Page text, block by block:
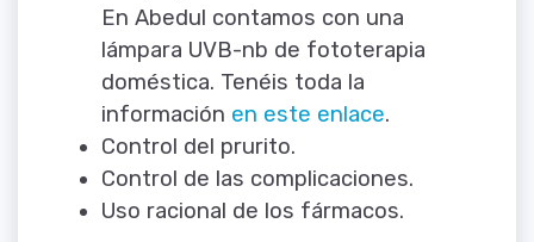
En Abedul contamos con una
lámpara UVB-nb de fototerapia
doméstica. Tenéis toda la
información en este enlace.
Control del prurito.
Control de las complicaciones.
Uso racional de los fármacos.